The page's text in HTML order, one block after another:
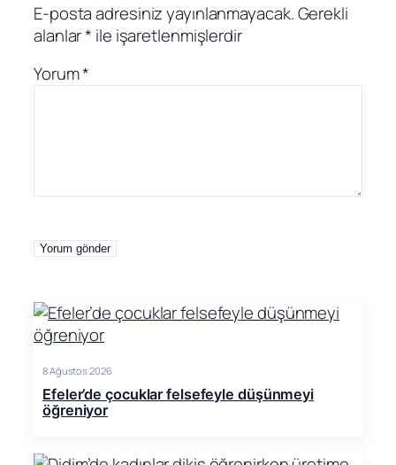
E-posta adresiniz yayınlanmayacak.Gerekli
alanlar* ile işaretlenmişlerdir
Yorum*
8 Ağustos 2026
Efeler’de çocuklar felsefeyle düşünmeyi
öğreniyor